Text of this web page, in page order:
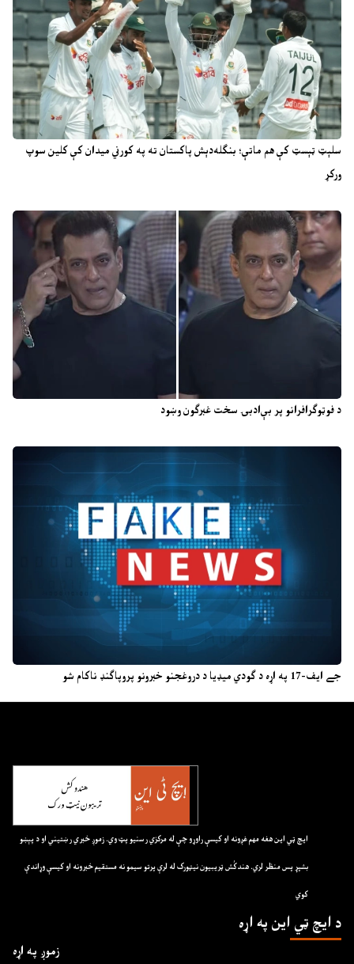
سلېټ ټېسټ کې هم ماتې؛ بنګله‌دېش پاکستان ته په کورني میدان کې کلین سوپ
ورکړ
د فوټوګرافرانو پر بې‌ادبۍ سخت غبرګون وښود
جے ایف-17 په اړه د ګودي میډیا د دروغجنو خبرونو پروپاګنډ ناکام شو
ايچ ټي اين هغه مهم غږونه او کيسې راوړو چې له مرکزي رسنيو پټ وي. زموږ خبري رښتيني او د پېښو
بشپړ پس منظر لري. هندکُش ټريبيون نيټورک له لرې پرتو سيمو نه مستقيم خبرونه او کيسې وړاندې
کوي
د ايچ ټي اين په اړه
زموږ په اړه